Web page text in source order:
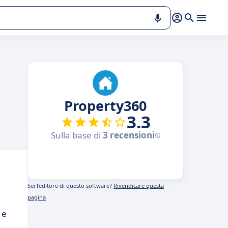
Property360
3.3
Sulla base di 3 recensioni
Sei l'editore di questo software? Rivendicare questa
pagina